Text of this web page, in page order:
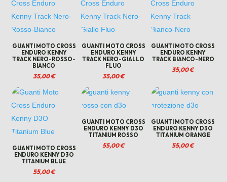
GUANTI MOTO CROSS
ENDURO KENNY
TRACK NERO-ROSSO-
BIANCO
35,00€
GUANTI MOTO CROSS
ENDURO KENNY
TRACK NERO-GIALLO
FLUO
35,00€
GUANTI MOTO CROSS
ENDURO KENNY
TRACK BIANCO-NERO
35,00€
GUANTI MOTO CROSS
ENDURO KENNY D3O
TITANIUM BLUE
55,00€
GUANTI MOTO CROSS
ENDURO KENNY D3O
TITANIUM ROSSO
55,00€
GUANTI MOTO CROSS
ENDURO KENNY D3O
TITANIUM ORANGE
55,00€